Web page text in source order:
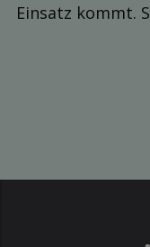
Einsatz kommt.